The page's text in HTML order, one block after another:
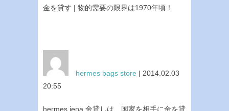
金を貸す | 物的需要の限界は1970年頃！
hermes bags store | 2014.02.03
20:55
hermes jena 金貸しは、国家を相手に金を貸